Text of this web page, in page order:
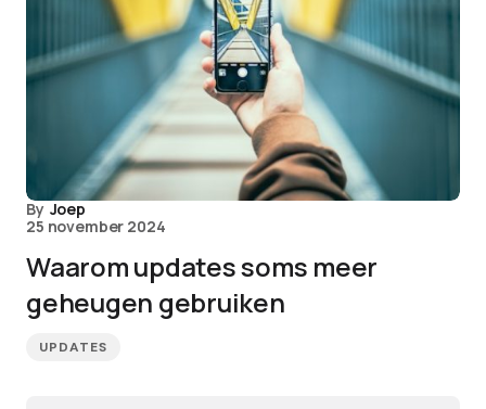
By Joep
25 november 2024
Waarom updates soms meer
geheugen gebruiken
UPDATES